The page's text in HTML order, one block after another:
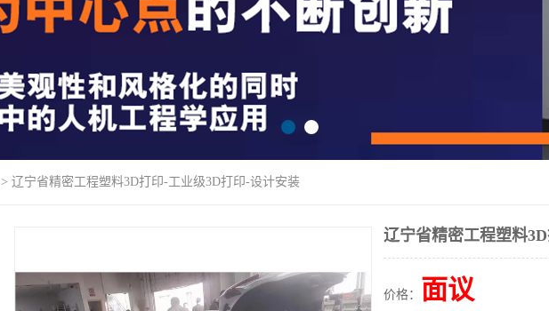
> 辽宁省精密工程塑料3D打印-工业级3D打印-设计安装
辽宁省精密工程塑料
价格： 面议